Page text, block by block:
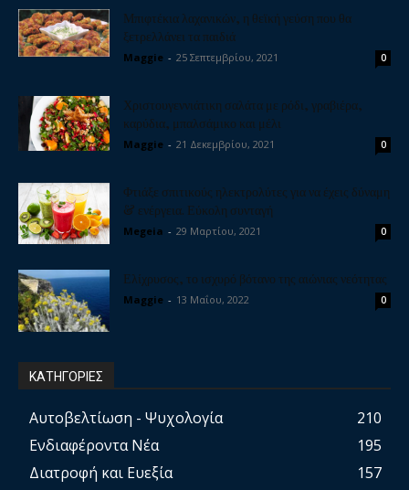
Μπιφτέκια λαχανικών, η θεϊκή γεύση που θα
ξετρελλάνει τα παιδιά
Maggie - 25 Σεπτεμβρίου, 2021 0
Χριστουγεννιάτικη σαλάτα με ρόδι, γραβιέρα,
καρύδια, μπαλσάμικο και μέλι
Maggie - 21 Δεκεμβρίου, 2021 0
Φτιάξε σπιτικούς ηλεκτρολύτες για να έχεις δύναμη
& ενέργεια. Εύκολη συνταγή
Megeia - 29 Μαρτίου, 2021 0
Ελίχρυσος, το ισχυρό βότανο της αιώνιας νεότητας
Maggie - 13 Μαΐου, 2022 0
ΚΑΤΗΓΟΡΙΕΣ
Αυτοβελτίωση - Ψυχολογία
210
Ενδιαφέροντα Νέα
195
Διατροφή και Ευεξία
157